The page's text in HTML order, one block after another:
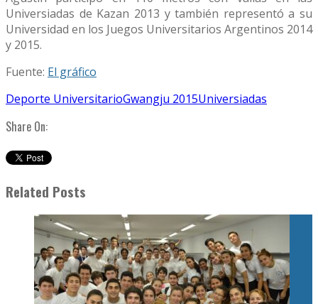
Universiadas de Kazan 2013 y también representó a su
Universidad en los Juegos Universitarios Argentinos 2014
y 2015.
Fuente: El gráfico
Deporte UniversitarioGwangju 2015Universiadas
Share On:
Related Posts